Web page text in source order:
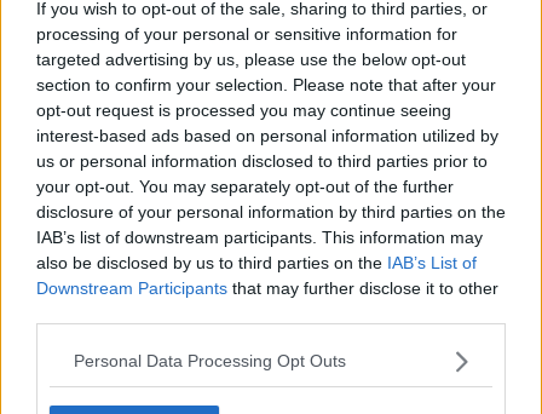
If you wish to opt-out of the sale, sharing to third parties, or
processing of your personal or sensitive information for
targeted advertising by us, please use the below opt-out
section to confirm your selection. Please note that after your
opt-out request is processed you may continue seeing
interest-based ads based on personal information utilized by
us or personal information disclosed to third parties prior to
your opt-out. You may separately opt-out of the further
disclosure of your personal information by third parties on the
IAB’s list of downstream participants. This information may
also be disclosed by us to third parties on the IAB’s List of
Downstream Participants that may further disclose it to other
Personal Data Processing Opt Outs
Natale 2009 Teatro Bellini Catania